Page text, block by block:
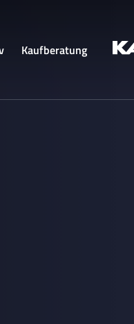
Kaufberatung